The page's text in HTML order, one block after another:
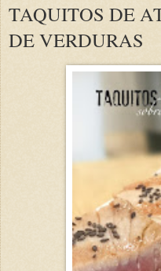
TAQUITOS DE
DE VERDURAS